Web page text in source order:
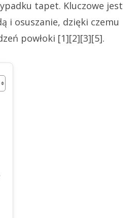
tapet. Kluczowe jest
i osuszanie, dzięki czemu
powłoki [1][2][3][5].